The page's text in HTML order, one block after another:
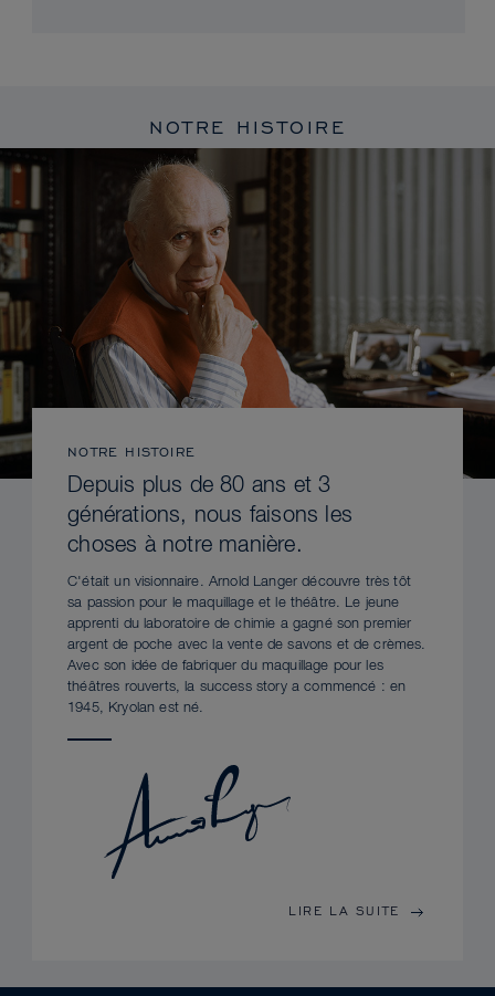
NOTRE HISTOIRE
NOTRE HISTOIRE
Depuis plus de 80 ans et 3
générations, nous faisons les
choses à notre manière.
C'était un visionnaire. Arnold Langer découvre très tôt
sa passion pour le maquillage et le théâtre. Le jeune
apprenti du laboratoire de chimie a gagné son premier
argent de poche avec la vente de savons et de crèmes.
Avec son idée de fabriquer du maquillage pour les
théâtres rouverts, la success story a commencé : en
1945, Kryolan est né.
LIRE LA SUITE